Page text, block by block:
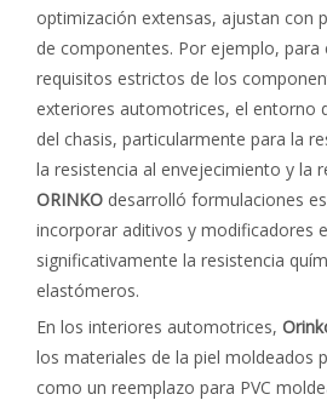
optimización extensas, ajustan con
de componentes. Por ejemplo, para
requisitos estrictos de los
exteriores automotrices, el entorno
del chasis, particularmente para la
la resistencia al envejecimiento y la
ORINKO desarrolló formulaciones
incorporar aditivos y modificadores
significativamente la resistencia
elastómeros.
En los interiores automotrices,
los materiales de la piel moldeados
como un reemplazo para PVC